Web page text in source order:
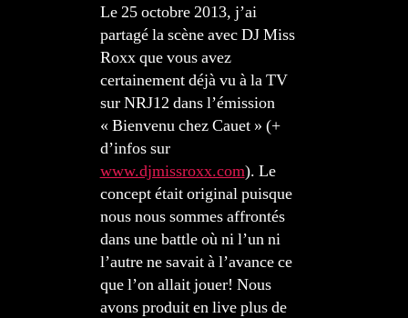
Le 25 octobre 2013, j’ai
partagé la scène avec DJ Miss
Roxx que vous avez
certainement déjà vu à la TV
sur NRJ12 dans l’émission
« Bienvenu chez Cauet » (+
d’infos sur
www.djmissroxx.com). Le
concept était original puisque
nous nous sommes affrontés
dans une battle où ni l’un ni
l’autre ne savait à l’avance ce
que l’on allait jouer! Nous
avons produit en live plus de